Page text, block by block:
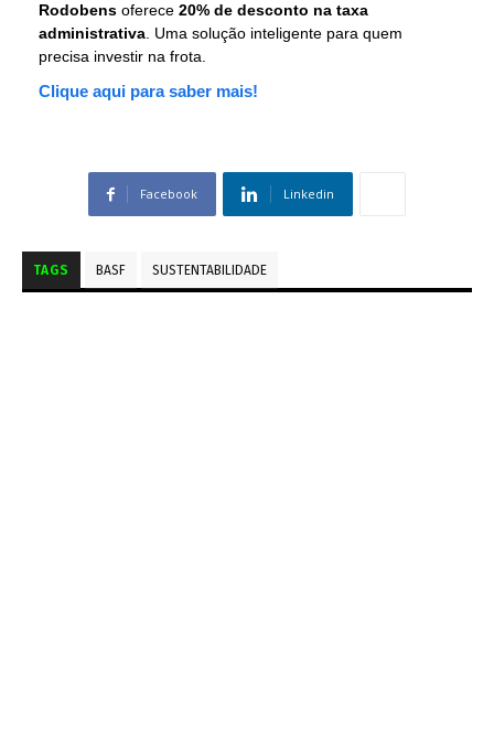
Rodobens oferece 20% de desconto na taxa
administrativa . Uma solução inteligente para quem
precisa investir na frota.
Clique aqui para saber mais!
Facebook Linkedin
TAGS BASF SUSTENTABILIDADE